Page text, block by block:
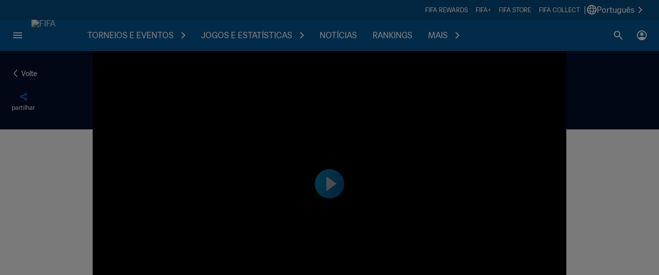
FIFA REWARDS FIFA+ FIFA STORE FIFA COLLECT Português
TORNEIOS E EVENTOS JOGOS E ESTATÍSTICAS NOTÍCIAS RANKINGS MAIS
Volte
partilhar